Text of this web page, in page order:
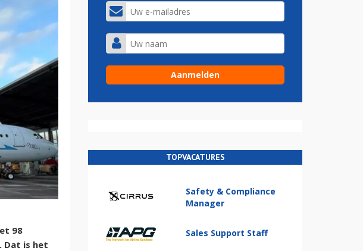
98
Dat is het
TOPVACATURES
Safety & Compliance
Manager
Sales Support Staff